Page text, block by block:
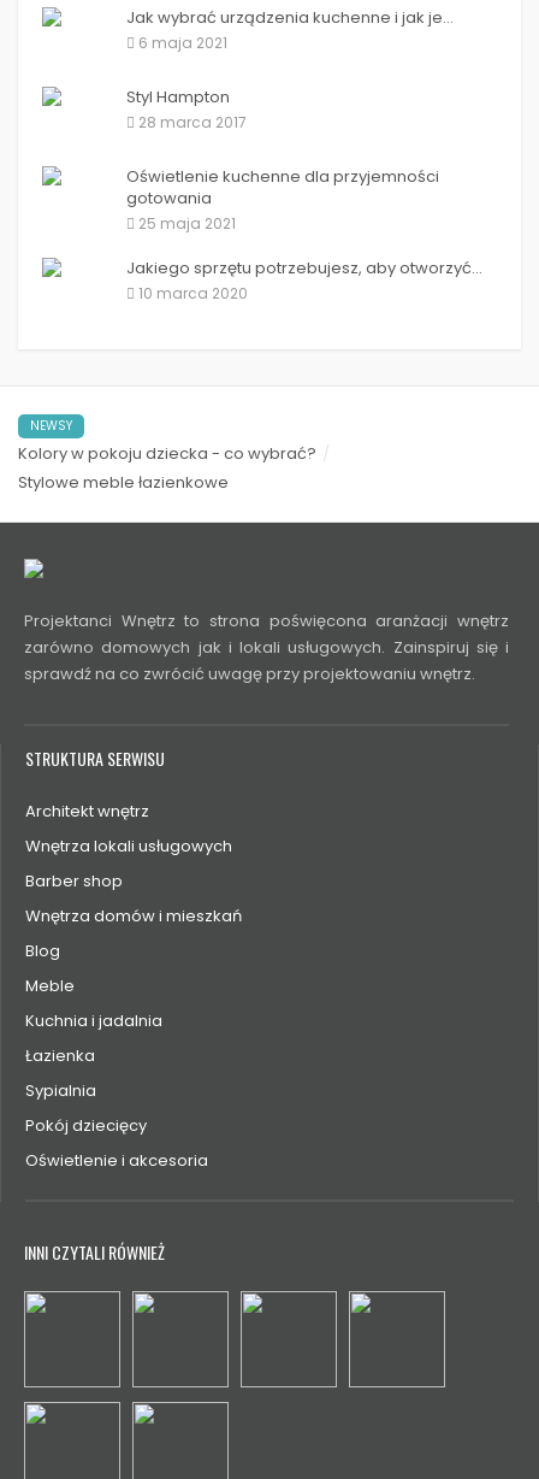
Jak wybrać urządzenia kuchenne i jak je...
6 maja 2021
Styl Hampton
28 marca 2017
Oświetlenie kuchenne dla przyjemności
gotowania
25 maja 2021
Jakiego sprzętu potrzebujesz, aby otworzyć...
10 marca 2020
NEWSY
Kolory w pokoju dziecka - co wybrać?
Stylowe meble łazienkowe
Projektanci Wnętrz to strona poświęcona aranżacji wnętrz
zarówno domowych jak i lokali usługowych. Zainspiruj się i
sprawdź na co zwrócić uwagę przy projektowaniu wnętrz.
STRUKTURA SERWISU
Architekt wnętrz
Wnętrza lokali usługowych
Barber shop
Wnętrza domów i mieszkań
Blog
Meble
Kuchnia i jadalnia
Łazienka
Sypialnia
Pokój dziecięcy
Oświetlenie i akcesoria
INNI CZYTALI RÓWNIEŻ